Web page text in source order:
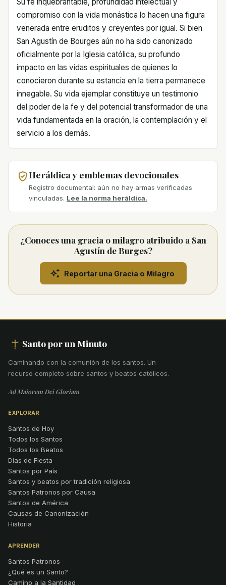
compromiso con la vida monástica lo hacen una figura
venerada entre eruditos y creyentes por igual. Si bien
San Agustín de Bourges aún no ha sido canonizado
oficialmente por la Iglesia católica, su profundo
impacto en las vidas espirituales de quienes lo
conocieron durante su estancia en la tierra permanece
innegable. Su vida ejemplar constituye un testimonio
del poder de la fe y del potencial transformador de una
vida fundamentada en la oración, la contemplación y el
servicio a los demás.
Heráldica y emblemas devocionales
Registro documental: aún no hay armas verificadas
vinculadas. Lee la norma heráldica.
¿Conoces una gracia o milagro atribuido a San
Agustín de Burges?
Reportar una Gracia o Milagro
Santo por un Minuto
Caminando con la comunión de los santos. Un
recurso completo sobre santos y beatos católicos.
Ad Maiorem Dei Gloriam
EXPLORAR
Santos de Hoy
Todos los Santos
Todos los Beatos
Días de Fiesta
Santos por País
Santos y beatos por tradición religiosa
Santos Patronos por Causa
Santos de América
Causas de Canonización
Historia
APRENDER
Santos Patronos
¿Qué es un Santo?
Camino a la Santidad